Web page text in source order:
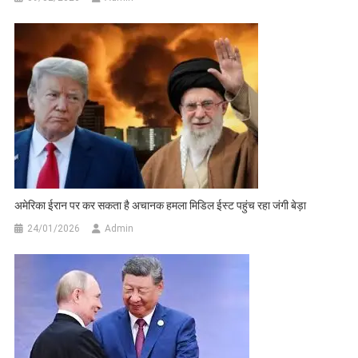
अमेरिका ईरान पर कर सकता है अचानक हमला मिडिल ईस्ट पहुंच रहा जंगी बेड़ा
24/01/2026 Admin